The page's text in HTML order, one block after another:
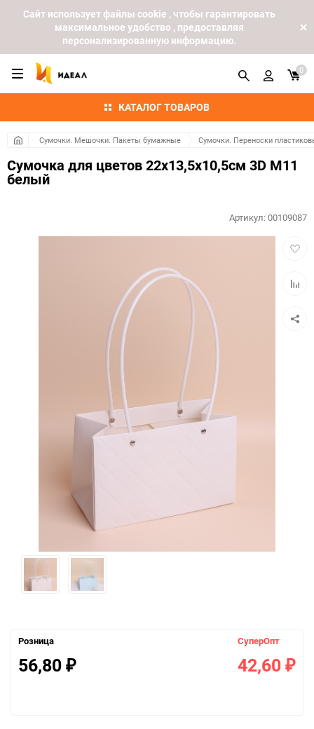
Cайт использует файлы cookie , чтобы гарантировать
максимальное удобство , предоставляя
персонализированную информацию.
КАТАЛОГ ТОВАРОВ
0
Сумочки. Мешочки. Пакеты бумажные Сумочки. Переноски
Сумочка для цветов 22х13,5х10,5см 3D М11
белый
Артикул:00109087
Розница
56,80 ₽
СуперОпт
42,60 ₽